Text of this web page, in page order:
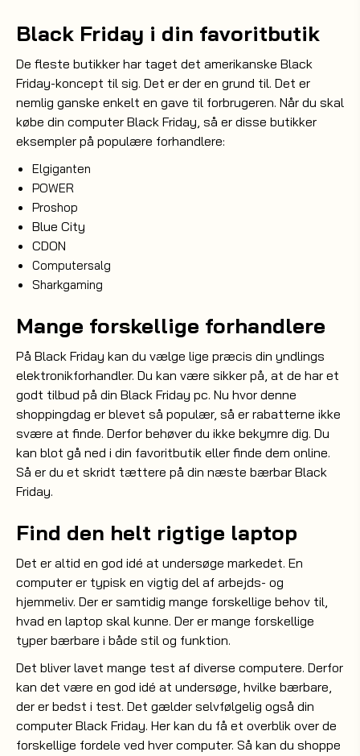
Black Friday i din favoritbutik
De fleste butikker har taget det amerikanske Black
Friday-koncept til sig. Det er der en grund til. Det er
nemlig ganske enkelt en gave til forbrugeren. Når du skal
købe din computer Black Friday, så er disse butikker
eksempler på populære forhandlere:
Elgiganten
POWER
Proshop
Blue City
CDON
Computersalg
Sharkgaming
Mange forskellige forhandlere
På Black Friday kan du vælge lige præcis din yndlings
elektronikforhandler. Du kan være sikker på, at de har et
godt tilbud på din Black Friday pc. Nu hvor denne
shoppingdag er blevet så populær, så er rabatterne ikke
svære at finde. Derfor behøver du ikke bekymre dig. Du
kan blot gå ned i din favoritbutik eller finde dem online.
Så er du et skridt tættere på din næste bærbar Black
Friday.
Find den helt rigtige laptop
Det er altid en god idé at undersøge markedet. En
computer er typisk en vigtig del af arbejds- og
hjemmeliv. Der er samtidig mange forskellige behov til,
hvad en laptop skal kunne. Der er mange forskellige
typer bærbare i både stil og funktion.
Det bliver lavet mange test af diverse computere. Derfor
kan det være en god idé at undersøge, hvilke bærbare,
der er bedst i test. Det gælder selvfølgelig også din
computer Black Friday. Her kan du få et overblik over de
forskellige fordele ved hver computer. Så kan du shoppe